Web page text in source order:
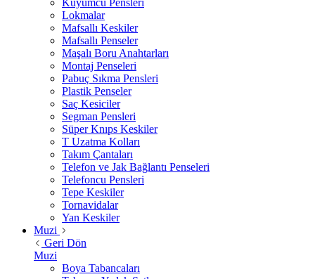
Kuyumcu Pensleri
Lokmalar
Mafsallı Keskiler
Mafsallı Penseler
Maşalı Boru Anahtarları
Montaj Penseleri
Pabuç Sıkma Pensleri
Plastik Penseler
Saç Kesiciler
Segman Pensleri
Süper Knıps Keskiler
T Uzatma Kolları
Takım Çantaları
Telefon ve Jak Bağlantı Penseleri
Telefoncu Pensleri
Tepe Keskiler
Tornavidalar
Yan Keskiler
Muzi
Geri Dön
Muzi
Boya Tabancaları